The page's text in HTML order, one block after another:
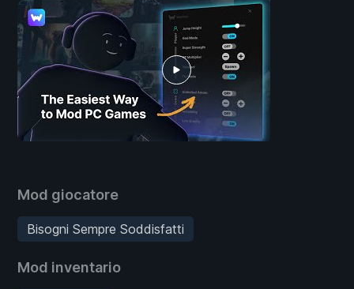
Mod giocatore
Bisogni Sempre Soddisfatti
Mod inventario